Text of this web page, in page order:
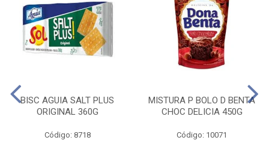
BISC AGUIA SALT PLUS
ORIGINAL 360G
Código: 8718
MISTURA P BOLO D BENTA
CHOC DELICIA 450G
Código: 10071